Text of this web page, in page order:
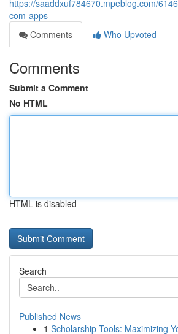
https://saaddxuf784670.mpeblog.com/
com-apps
Comments
Who Upvoted
Comments
Submit a Comment
No HTML
HTML is disabled
Search
Published News
1 Scholarship Tools: Maximizing